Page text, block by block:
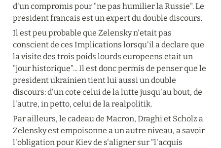
d'un compromis pour "ne pas humilier la Russie". Le
president francais est un expert du double discours.
Il est peu probable que Zelensky n'etait pas
conscient de ces Implications lorsqu'il a declare que
la visite des trois poids lourds europeens etait un
"jour historique"... Il est donc permis de penser que le
president ukrainien tient lui aussi un double
discours: d'un cote celui de la lutte jusqu'au bout, de
l'autre, in petto, celui de la realpolitik.
Par ailleurs, le cadeau de Macron, Draghi et Scholz a
Zelensky est empoisonne a un autre niveau, a savoir
l'obligation pour Kiev de s'aligner sur "l'acquis